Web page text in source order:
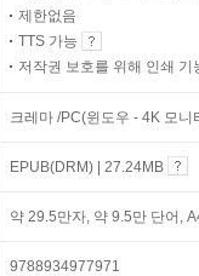
제한없음
TTS 가능
저작권 보호를 위해 인쇄 기
크레마 /PC(윈도우 - 4K 모
EPUB(DRM) | 27.24MB
약 29.5만자, 약 9.5만 단어,
9788934977971